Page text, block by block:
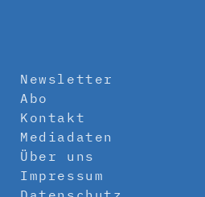
Newsletter
Abo
Kontakt
Mediadaten
Über uns
Impressum